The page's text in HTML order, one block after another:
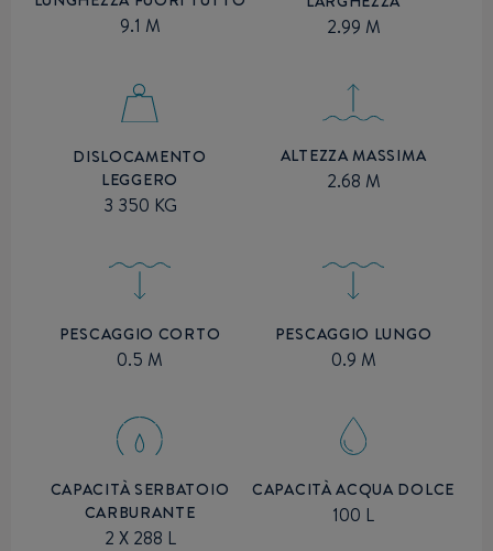
9.1 M 2.99 M
DISLOCAMENTO
LEGGERO
3 350 KG
ALTEZZA MASSIMA
2.68 M
PESCAGGIO CORTO
0.5 M
PESCAGGIO LUNGO
0.9 M
CAPACITÀ SERBATOIO
CARBURANTE
2 X 288 L
CAPACITÀ ACQUA DOLCE
100 L